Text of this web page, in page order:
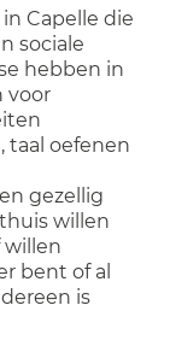
Capelle die
sociale
hebben in
voor
taal oefenen
gezellig
willen
willen
bent of al
is